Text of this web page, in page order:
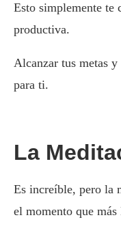
Esto simplemente te
productiva.
Alcanzar tus metas
para ti.
La
Es increíble, pero la
el momento que más